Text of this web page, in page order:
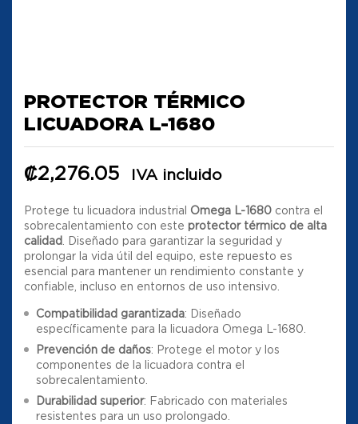
PROTECTOR TÉRMICO
LICUADORA L-1680
₡2,276.05 IVA incluido
Protege tu licuadora industrial Omega L-1680 contra el
sobrecalentamiento con este protector térmico de alta
calidad
. Diseñado para garantizar la seguridad y
prolongar la vida útil del equipo, este repuesto es
esencial para mantener un rendimiento constante y
confiable, incluso en entornos de uso intensivo.
Compatibilidad garantizada: Diseñado
específicamente para la licuadora Omega L-1680.
Prevención de daños: Protege el motor y los
componentes de la licuadora contra el
sobrecalentamiento.
Durabilidad superior: Fabricado con materiales
resistentes para un uso prolongado.